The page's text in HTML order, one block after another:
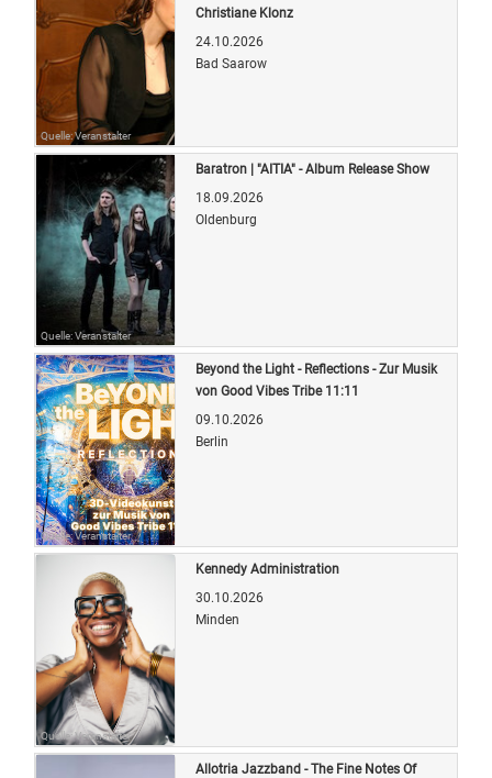
Quelle: Veranstalter
Christiane Klonz
24.10.2026
Bad Saarow
Quelle: Veranstalter
Baratron | "AITIA" - Album Release Show
18.09.2026
Oldenburg
Quelle: Veranstalter
Beyond the Light - Reflections - Zur Musik
von Good Vibes Tribe 11:11
09.10.2026
Berlin
Quelle: Veranstalter
Kennedy Administration
30.10.2026
Minden
Allotria Jazzband - The Fine Notes Of